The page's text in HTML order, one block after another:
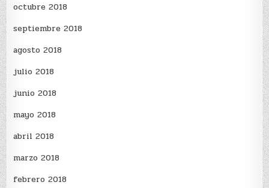
octubre 2018
septiembre 2018
agosto 2018
julio 2018
junio 2018
mayo 2018
abril 2018
marzo 2018
febrero 2018